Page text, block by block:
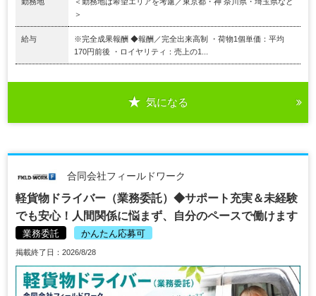
＞
給与
※完全成果報酬 ◆報酬／完全出来高制 ・荷物1個単価：平均
170円前後 ・ロイヤリティ：売上の1...
気になる
合同会社フィールドワーク
軽貨物ドライバー（業務委託）◆サポート充実＆未経験
でも安心！人間関係に悩まず、自分のペースで働けます
業務委託 かんたん応募可
掲載終了日：2026/8/28